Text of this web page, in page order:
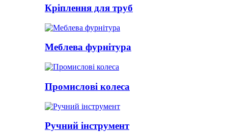
Кріплення для труб
Меблева фурнітура
Промислові колеса
Ручний інструмент